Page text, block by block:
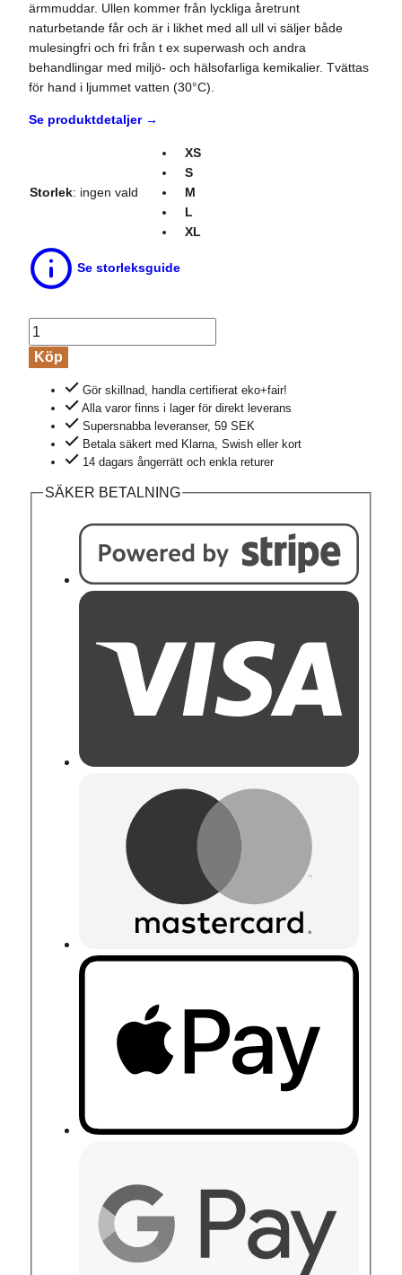
ärmmuddar. Ullen kommer från lyckliga åretrunt
naturbetande får och är i likhet med all ull vi säljer både
mulesingfri och fri från t ex superwash och andra
behandlingar med miljö- och hälsofarliga kemikalier. Tvättas
för hand i ljummet vatten (30°C).
Se produktdetaljer →
Storlek: ingen vald
XS
S
M
L
XL
Se storleksguide
Klänning
100%
ull
svart
Köp
Gör skillnad, handla certifierat eko+fair!
Alla varor finns i lager för direkt leverans
Supersnabba leveranser, 59 SEK
Betala säkert med Klarna, Swish eller kort
14 dagars ångerrätt och enkla returer
SÄKER BETALNING